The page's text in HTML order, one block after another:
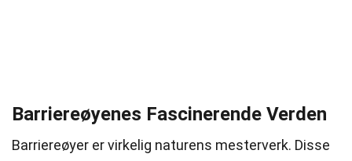
Barriereøyenes Fascinerende Verden
Barriereøyer er virkelig naturens mesterverk. Disse